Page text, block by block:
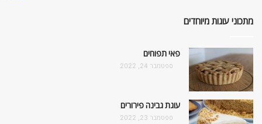
מתכוני עוגות מיוחדים
פאי תפוחים
ספטמבר 24, 2022
עוגת גבינה פירורים
ספטמבר 23, 2022